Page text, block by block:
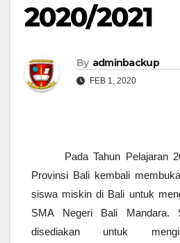
2020/2021
By adminbackup
FEB 1, 2020
Pada Tahun Pelajaran
Provinsi Bali kembali
siswa miskin di Bali untuk
SMA Negeri Bali Mandara.
disediakan untuk